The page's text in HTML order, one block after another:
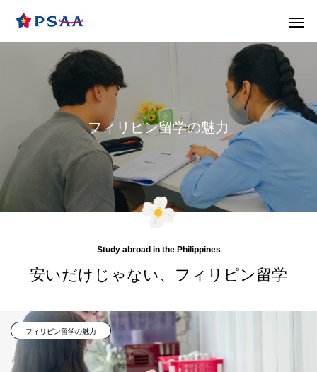
フィリピン留学の魅力
Study abroad in the Philippines
安いだけじゃない、フィリピン留学
フィリピン留学の魅力